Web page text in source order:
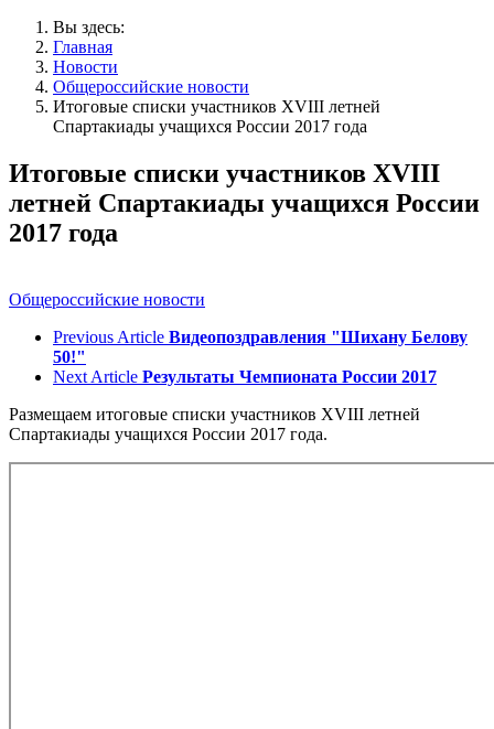
Вы здесь:
Главная
Новости
Общероссийские новости
Итоговые списки участников XVIII летней
Спартакиады учащихся России 2017 года
Итоговые списки участников XVIII
летней Спартакиады учащихся России
2017 года
Общероссийские новости
Previous Article Видеопоздравления "Шихану Белову
50!"
Next Article Результаты Чемпионата России 2017
Размещаем итоговые списки участников XVIII летней
Спартакиады учащихся России 2017 года.